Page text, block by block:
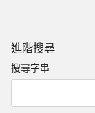
進階搜尋
搜尋字串